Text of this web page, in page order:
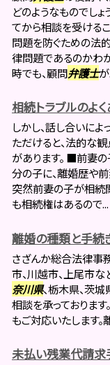
どのようなものでしょ
てから相談を受ける
問題を防ぐための法
律問題であるのかわか
時でも、顧問弁護士
相続トラブルのよ
しかし、話し合いによ
ただけると、法的な
があります。 ■前妻
分の子に、離婚歴や
突然前妻の子が相続
も相続権はあるので...
離婚の種類と手続
さざんか総合法律事
市、川越市、上尾市な
奈川県、栃木県、茨
相談を承っておりま
もご対応いたします
未払い残業代請求